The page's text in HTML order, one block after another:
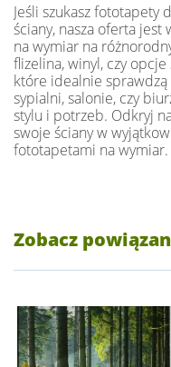
Jeśli szukasz fototapety
ściany, nasza oferta
na wymiar na
flizelina, winyl, czy
które idealnie
sypialni, salonie, czy
stylu i potrzeb. Odkryj
swoje ściany w
fototapetami na wymiar.
Zobacz